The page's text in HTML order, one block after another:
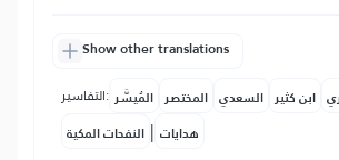
Show other translations
التفاسير: المُيسَّر المختصر السعدي ابن كثير
النفحات المكية | هدايات